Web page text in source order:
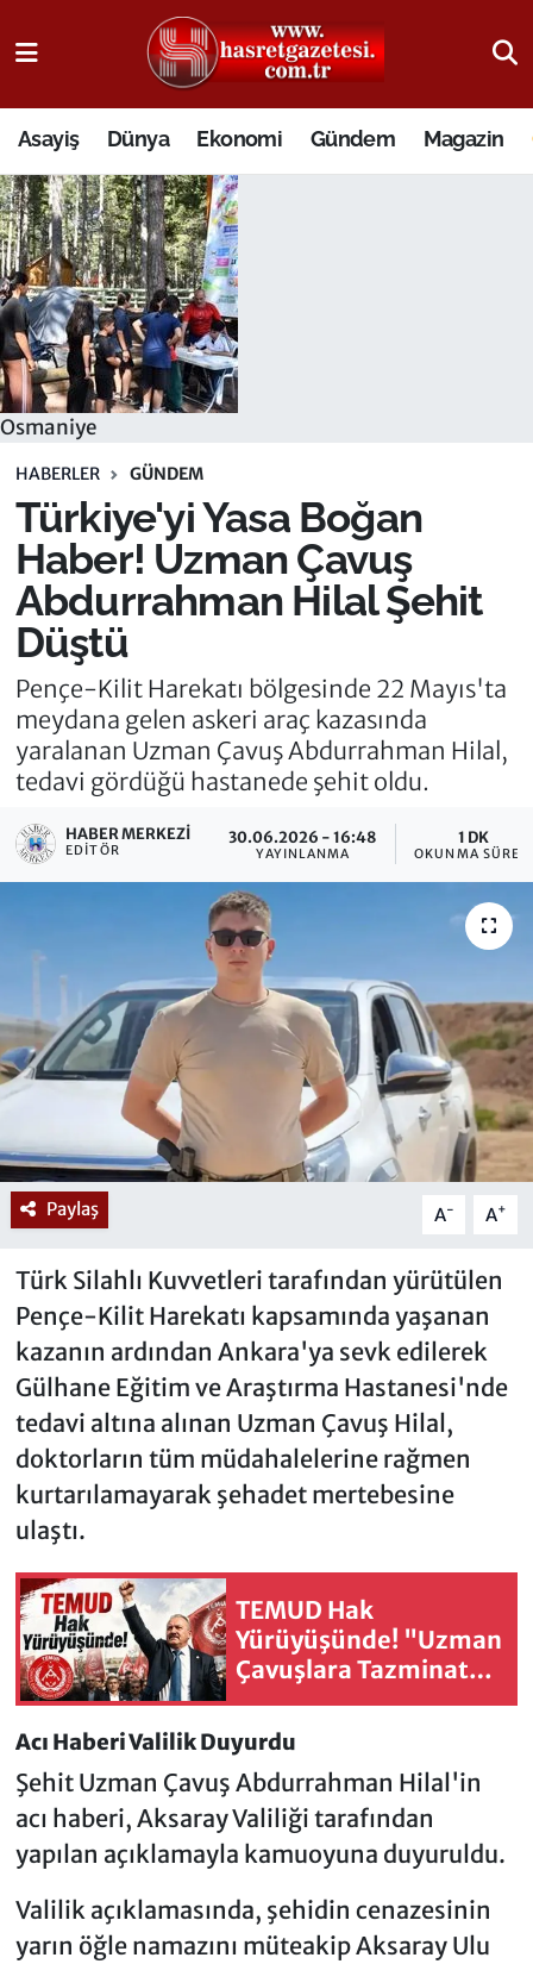
Asayiş Dünya Ekonomi Gündem Magazin
Osmaniye
HABERLER GÜNDEM
Türkiye'yi Yasa Boğan
Haber! Uzman Çavuş
Abdurrahman Hilal Şehit
Düştü
Pençe-Kilit Harekatı bölgesinde 22 Mayıs'ta
meydana gelen askeri araç kazasında
yaralanan Uzman Çavuş Abdurrahman Hilal,
tedavi gördüğü hastanede şehit oldu.
HABER MERKEZI
EDITÖR
30.06.2026 - 16:48
YAYINLANMA
1 DK
OKUNMA SÜRESI
Paylaş A- A+
Türk Silahlı Kuvvetleri tarafından yürütülen
Pençe-Kilit Harekatı kapsamında yaşanan
kazanın ardından Ankara'ya sevk edilerek
Gülhane Eğitim ve Araştırma Hastanesi'nde
tedavi altına alınan Uzman Çavuş Hilal,
doktorların tüm müdahalelerine rağmen
kurtarılamayarak şehadet mertebesine
ulaştı.
TEMUD Hak
Yürüyüşünde! "Uzman
Çavuşlara Tazminat
Sözü Tutulmadı"
Acı Haberi Valilik Duyurdu
Şehit Uzman Çavuş Abdurrahman Hilal'in
acı haberi, Aksaray Valiliği tarafından
yapılan açıklamayla kamuoyuna duyuruldu.
Valilik açıklamasında, şehidin cenazesinin
yarın öğle namazını müteakip Aksaray Ulu
Osmaniye Nöbetçi Eczaneler
Osmaniye Hava Durumu
Osmaniye Trafik Yoğunluk Haritası
Süper Lig Puan Durumu ve Fikstür
Tüm Manşetler
Son Dakika Haberleri